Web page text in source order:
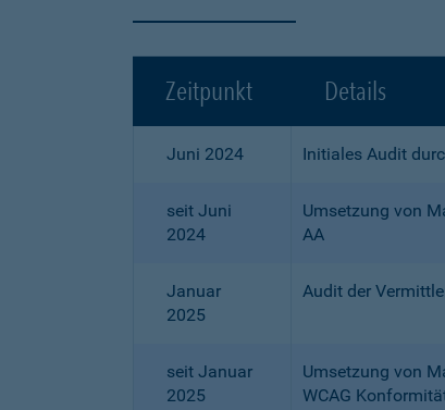
Zeitpunkt Details
Juni 2024 Initiales Audit
seit Juni
2024
Umsetzung von
AA
Januar
2025
Audit der
seit Januar
2025
Umsetzung von
WCAG